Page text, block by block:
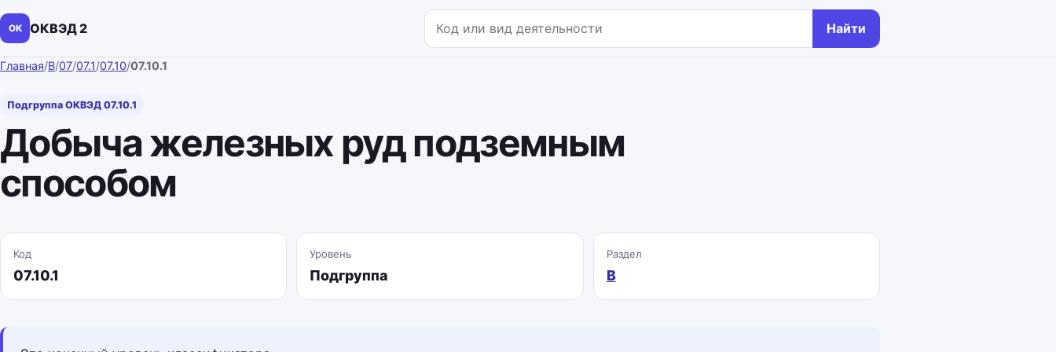
ОК ОКВЭД 2
Поиск по коду или названию
Найти
Главная/B/07/07.1/07.10/07.10.1
Подгруппа ОКВЭД 07.10.1
Добыча железных руд подземным
способом
Код
07.10.1
Уровень
Подгруппа
Раздел
B